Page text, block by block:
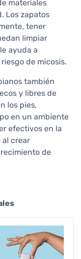
materiales
Los zapatos
tener
limpiar
ayuda a
de micosis.
también
y libres de
los pies,
en un ambiente
efectivos en la
crear
de